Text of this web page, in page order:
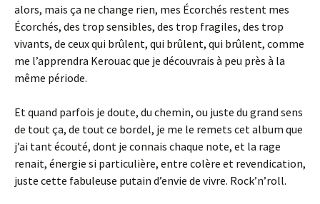
alors, mais ça ne change rien, mes Écorchés restent mes
Écorchés, des trop sensibles, des trop fragiles, des trop
vivants, de ceux qui brûlent, qui brûlent, qui brûlent, comme
me l’apprendra Kerouac que je découvrais à peu près à la
même période.
Et quand parfois je doute, du chemin, ou juste du grand sens
de tout ça, de tout ce bordel, je me le remets cet album que
j’ai tant écouté, dont je connais chaque note, et la rage
renait, énergie si particulière, entre colère et revendication,
juste cette fabuleuse putain d’envie de vivre. Rock’n’roll.